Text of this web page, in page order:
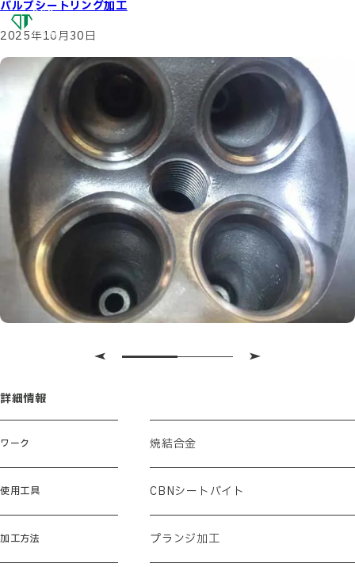
OSG
TOOL
バルブシートリング加工
2025年10月30日
詳細情報
ワーク 焼結合金
使用工具 CBNシートバイト
加工方法 プランジ加工